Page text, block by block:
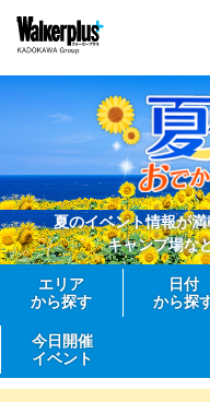
夏のイベント情報が
キャンプ場な
エリア
から探す
日付
から探
今日開催
イベント